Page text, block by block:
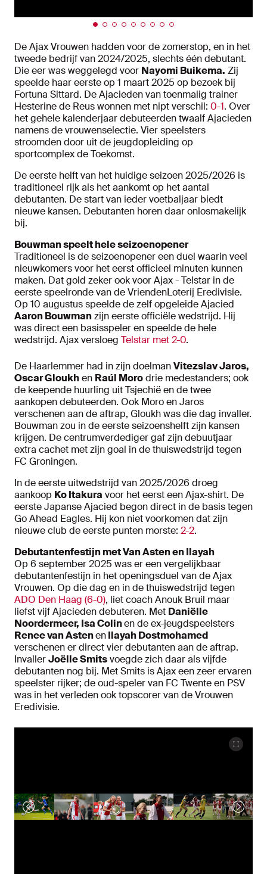
De Ajax Vrouwen hadden voor de zomerstop, en in het
tweede bedrijf van 2024/2025, slechts één debutant.
Die eer was weggelegd voor Nayomi Buikema. Zij
speelde haar eerste op 1 maart 2025 op bezoek bij
Fortuna Sittard. De Ajacieden van toenmalig trainer
Hesterine de Reus wonnen met nipt verschil: 0-1. Over
het gehele kalenderjaar debuteerden twaalf Ajacieden
namens de vrouwenselectie. Vier speelsters
stroomden door uit de jeugdopleiding op
sportcomplex de Toekomst.
De eerste helft van het huidige seizoen 2025/2026 is
traditioneel rijk als het aankomt op het aantal
debutanten. De start van ieder voetbaljaar biedt
nieuwe kansen. Debutanten horen daar onlosmakelijk
bij.
Bouwman speelt hele seizoenopener
Traditioneel is de seizoenopener een duel waarin veel
nieuwkomers voor het eerst officieel minuten kunnen
maken. Dat gold zeker ook voor Ajax - Telstar in de
eerste speelronde van de VriendenLoterij Eredivisie.
Op 10 augustus speelde de zelf opgeleide Ajacied
Aaron Bouwmanzijn eerste officiële wedstrijd. Hij
was direct een basisspeler en speelde de hele
wedstrijd. Ajax versloeg Telstar met 2-0.
De Haarlemmer had in zijn doelmanVitezslav Jaros,
Oscar Gloukhen Raúl Morodrie medestanders; ook
de keepende huurling uit Tsjechië en de twee
aankopen debuteerden. Ook Moro en Jaros
verschenen aan de aftrap, Gloukh was die dag invaller.
Bouwman zou in de eerste seizoenshelft zijn kansen
krijgen. De centrumverdediger gaf zijn debuutjaar
extra cachet met zijn goal in de thuiswedstrijd tegen
FC Groningen.
In de eerste uitwedstrijd van 2025/2026 droeg
aankoop Ko Itakura voor het eerst een Ajax-shirt. De
eerste Japanse Ajacied begon direct in de basis tegen
Go Ahead Eagles. Hij kon niet voorkomen dat zijn
nieuwe club de eerste punten morste: 2-2.
Debutantenfestijn met Van Asten en Ilayah
Op 6 september 2025 was er een vergelijkbaar
debutantenfestijn in het openingsduel van de Ajax
Vrouwen. Op die dag en in de thuiswedstrijd tegen
ADO Den Haag (6-0), liet coach Anouk Bruil maar
liefst vijf Ajacieden debuteren. Met Daniëlle
Noordermeer, Isa Colinen de ex-jeugdspeelsters
Renee van AstenenIlayah Dostmohamed
verschenen er direct vier debutanten aan de aftrap.
InvallerJoëlle Smitsvoegde zich daar als vijfde
debutanten nog bij. Met Smits is Ajax een zeer ervaren
speelster rijker; de oud-speler van FC Twente en PSV
was in het verleden ook topscorer van de Vrouwen
Eredivisie.